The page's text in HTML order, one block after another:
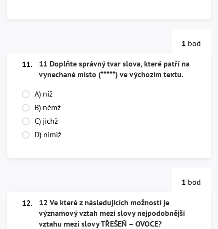
1 bod
11.
11 Doplňte správný tvar slova, které patří na
vynechané místo (*****) ve výchozím textu.
A) níž
B) němž
C) jichž
D) nimiž
1 bod
12.
12 Ve které z následujících možností je
významový vztah mezi slovy nejpodobnější
vztahu mezi slovy TŘEŠEŇ – OVOCE?